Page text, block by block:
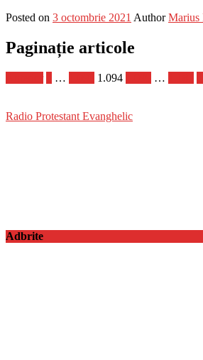
Posted on 3 octombrie 2021 Author Marius
Paginație articole
… 1.094 …
Radio Protestant Evanghelic
Adbrite